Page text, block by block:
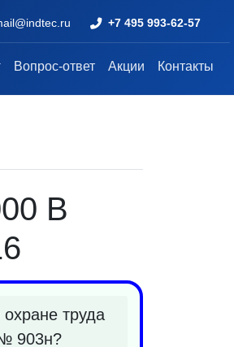
+7 495 993-62-57
Вопрос-ответ Акции Контакты
В
труда
903н?